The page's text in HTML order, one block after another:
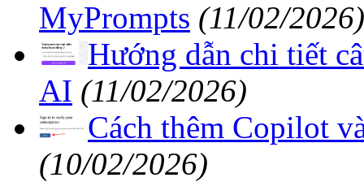
MyPrompts (11/02/2026)
Hướng dẫn chi tiết
AI (11/02/2026)
Cách thêm Copilot
(10/02/2026)